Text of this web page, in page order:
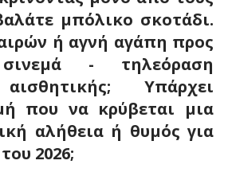
μπόλικο σκοτάδι.
ή αγνή αγάπη προς
- τηλεόραση
Υπάρχει
που να κρύβεται μια
αλήθεια ή θυμός για
2026;